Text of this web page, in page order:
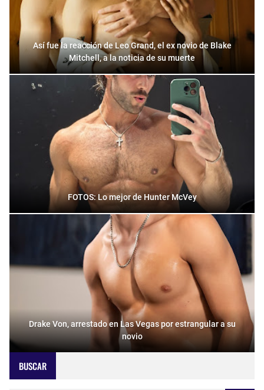
Así fue la reacción de Leo Grand, el ex novio de Blake
Mitchell, a la noticia de su muerte
FOTOS: Lo mejor de Hunter McVey
Drake Von, arrestado en Las Vegas por estrangular a su
novio
BUSCAR